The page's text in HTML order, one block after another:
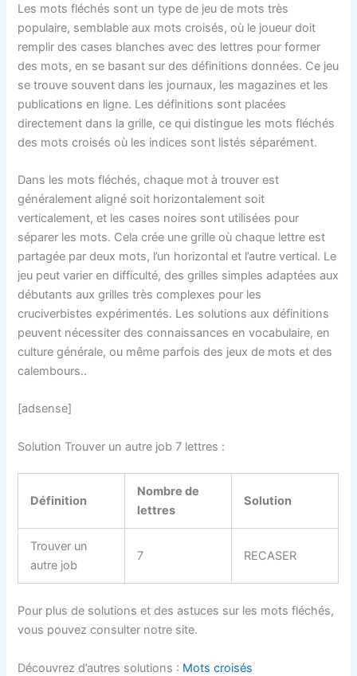
Les mots fléchés sont un type de jeu de mots très
populaire, semblable aux mots croisés, où le joueur doit
remplir des cases blanches avec des lettres pour former
des mots, en se basant sur des définitions données. Ce jeu
se trouve souvent dans les journaux, les magazines et les
publications en ligne. Les définitions sont placées
directement dans la grille, ce qui distingue les mots fléchés
des mots croisés où les indices sont listés séparément.
Dans les mots fléchés, chaque mot à trouver est
généralement aligné soit horizontalement soit
verticalement, et les cases noires sont utilisées pour
séparer les mots. Cela crée une grille où chaque lettre est
partagée par deux mots, l’un horizontal et l’autre vertical. Le
jeu peut varier en difficulté, des grilles simples adaptées aux
débutants aux grilles très complexes pour les
cruciverbistes expérimentés. Les solutions aux définitions
peuvent nécessiter des connaissances en vocabulaire, en
culture générale, ou même parfois des jeux de mots et des
calembours..
[adsense]
Solution Trouver un autre job 7 lettres :
Définition
Nombre de
lettres
Solution
Trouver un
autre job
7 RECASER
Pour plus de solutions et des astuces sur les mots fléchés,
vous pouvez consulter notre site.
Découvrez d’autres solutions : Mots croisés